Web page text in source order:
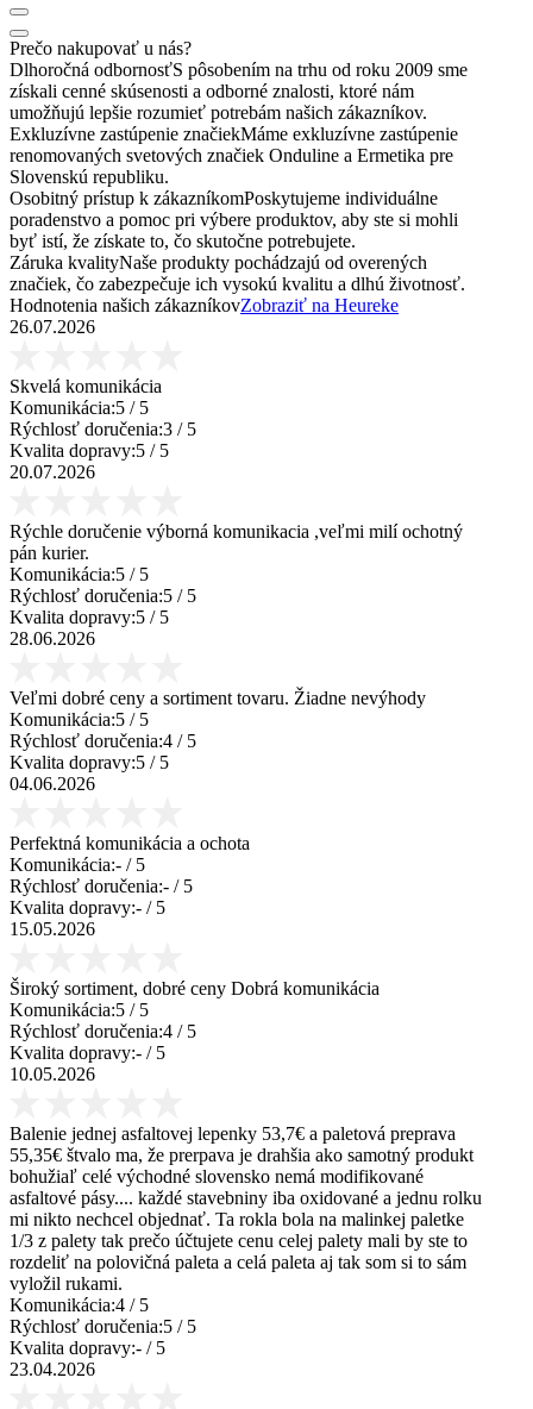
Prečo nakupovať u nás?
Dlhoročná odbornosťS pôsobením na trhu od roku 2009 sme
získali cenné skúsenosti a odborné znalosti, ktoré nám
umožňujú lepšie rozumieť potrebám našich zákazníkov.
Exkluzívne zastúpenie značiekMáme exkluzívne zastúpenie
renomovaných svetových značiek Onduline a Ermetika pre
Slovenskú republiku.
Osobitný prístup k zákazníkomPoskytujeme individuálne
poradenstvo a pomoc pri výbere produktov, aby ste si mohli
byť istí, že získate to, čo skutočne potrebujete.
Záruka kvalityNaše produkty pochádzajú od overených
značiek, čo zabezpečuje ich vysokú kvalitu a dlhú životnosť.
Hodnotenia našich zákazníkovZobraziť na Heureke
26.07.2026
Skvelá komunikácia
Komunikácia:5 / 5
Rýchlosť doručenia:3 / 5
Kvalita dopravy:5 / 5
20.07.2026
Rýchle doručenie výborná komunikacia ,veľmi milí ochotný
pán kurier.
Komunikácia:5 / 5
Rýchlosť doručenia:5 / 5
Kvalita dopravy:5 / 5
28.06.2026
Veľmi dobré ceny a sortiment tovaru. Žiadne nevýhody
Komunikácia:5 / 5
Rýchlosť doručenia:4 / 5
Kvalita dopravy:5 / 5
04.06.2026
Perfektná komunikácia a ochota
Komunikácia:- / 5
Rýchlosť doručenia:- / 5
Kvalita dopravy:- / 5
15.05.2026
Široký sortiment, dobré ceny Dobrá komunikácia
Komunikácia:5 / 5
Rýchlosť doručenia:4 / 5
Kvalita dopravy:- / 5
10.05.2026
Balenie jednej asfaltovej lepenky 53,7€ a paletová preprava
55,35€ štvalo ma, že prerpava je drahšia ako samotný produkt
bohužiaľ celé východné slovensko nemá modifikované
asfaltové pásy.... každé stavebniny iba oxidované a jednu rolku
mi nikto nechcel objednať. Ta rokla bola na malinkej paletke
1/3 z palety tak prečo účtujete cenu celej palety mali by ste to
rozdeliť na polovičná paleta a celá paleta aj tak som si to sám
vyložil rukami.
Komunikácia:4 / 5
Rýchlosť doručenia:5 / 5
Kvalita dopravy:- / 5
23.04.2026